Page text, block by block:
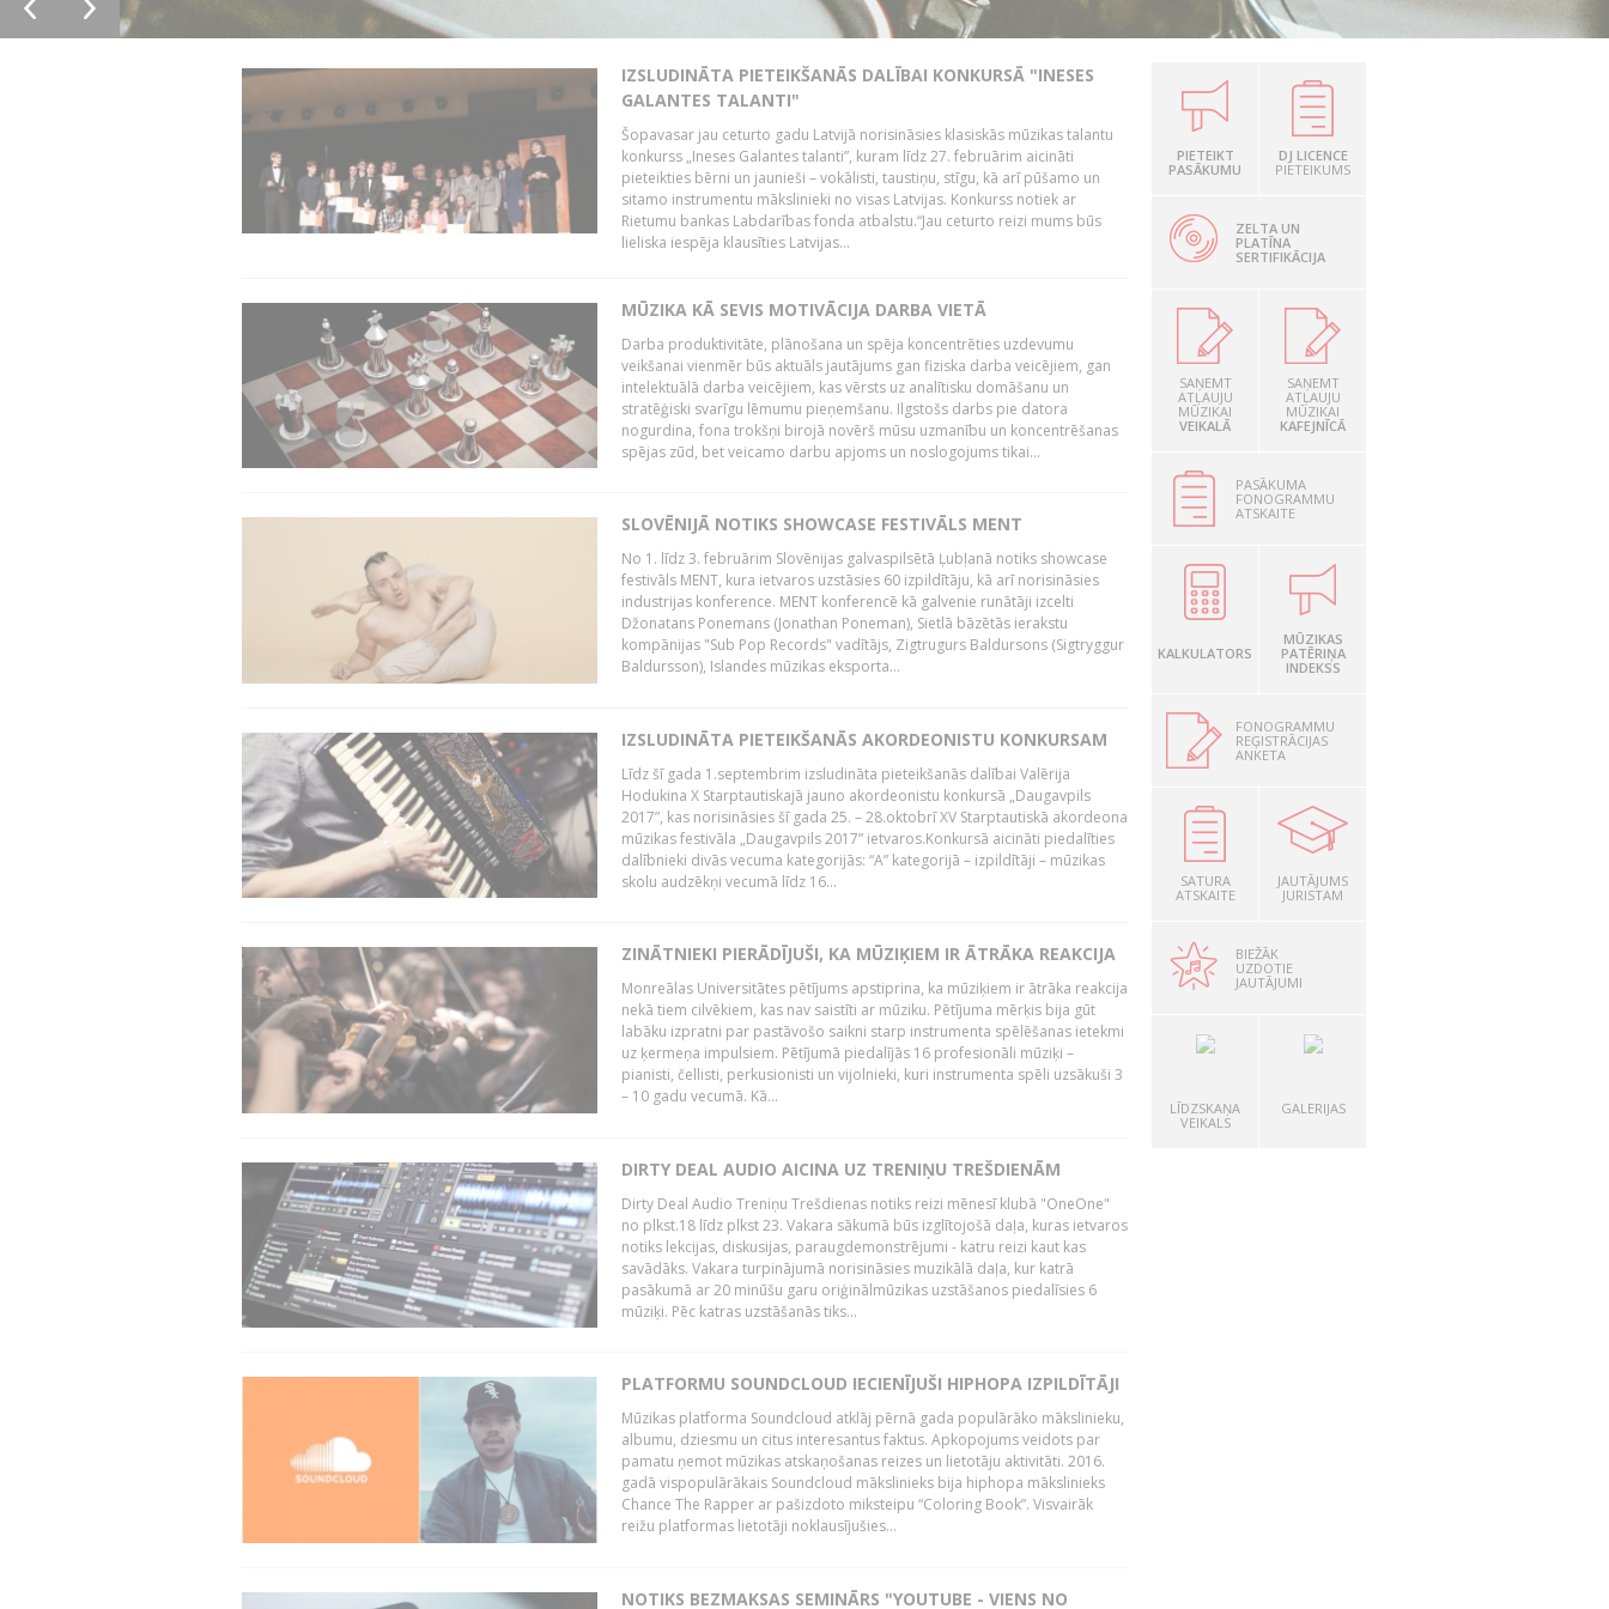
IZSLUDINĀTA PIETEIKŠANĀS DALĪBAI KONKURSĀ "INESES
GALANTES TALANTI"
Šopavasar jau ceturto gadu Latvijā norisināsies klasiskās mūzikas talantu
konkurss „Ineses Galantes talanti”, kuram līdz 27. februārim aicināti
pieteikties bērni un jaunieši – vokālisti, taustiņu, stīgu, kā arī pūšamo un
sitamo instrumentu mākslinieki no visas Latvijas. Konkurss notiek ar
Rietumu bankas Labdarības fonda atbalstu.“Jau ceturto reizi mums būs
lieliska iespēja klausīties Latvijas...
MŪZIKA KĀ SEVIS MOTIVĀCIJA DARBA VIETĀ
Darba produktivitāte, plānošana un spēja koncentrēties uzdevumu
veikšanai vienmēr būs aktuāls jautājums gan fiziska darba veicējiem, gan
intelektuālā darba veicējiem, kas vērsts uz analītisku domāšanu un
stratēģiski svarīgu lēmumu pieņemšanu. Ilgstošs darbs pie datora
nogurdina, fona trokšņi birojā novērš mūsu uzmanību un koncentrēšanas
spējas zūd, bet veicamo darbu apjoms un noslogojums tikai...
SLOVĒNIJĀ NOTIKS SHOWCASE FESTIVĀLS MENT
No 1. līdz 3. februārim Slovēnijas galvaspilsētā Ļubļanā notiks showcase
festivāls MENT, kura ietvaros uzstāsies 60 izpildītāju, kā arī norisināsies
industrijas konference. MENT konferencē kā galvenie runātāji izcelti
Džonatans Ponemans (Jonathan Poneman), Sietlā bāzētās ierakstu
kompānijas "Sub Pop Records" vadītājs, Zigtrugurs Baldursons (Sigtryggur
Baldursson), Islandes mūzikas eksporta...
IZSLUDINĀTA PIETEIKŠANĀS AKORDEONISTU KONKURSAM
Līdz šī gada 1.septembrim izsludināta pieteikšanās dalībai Valērija
Hodukina X Starptautiskajā jauno akordeonistu konkursā „Daugavpils
2017”, kas norisināsies šī gada 25. – 28.oktobrī XV Starptautiskā akordeona
mūzikas festivāla „Daugavpils 2017” ietvaros.Konkursā aicināti piedalīties
dalībnieki divās vecuma kategorijās: “A” kategorijā – izpildītāji – mūzikas
skolu audzēkņi vecumā līdz 16...
ZINĀTNIEKI PIERĀDĪJUŠI, KA MŪZIĶIEM IR ĀTRĀKA REAKCIJA
Monreālas Universitātes pētījums apstiprina, ka mūziķiem ir ātrāka reakcija
nekā tiem cilvēkiem, kas nav saistīti ar mūziku. Pētījuma mērķis bija gūt
labāku izpratni par pastāvošo saikni starp instrumenta spēlēšanas ietekmi
uz ķermeņa impulsiem. Pētījumā piedalījās 16 profesionāli mūziķi –
pianisti, čellisti, perkusionisti un vijolnieki, kuri instrumenta spēli uzsākuši 3
– 10 gadu vecumā. Kā...
DIRTY DEAL AUDIO AICINA UZ TRENIŅU TREŠDIENĀM
Dirty Deal Audio Treniņu Trešdienas notiks reizi mēnesī klubā "OneOne"
no plkst.18 līdz plkst 23. Vakara sākumā būs izglītojošā daļa, kuras ietvaros
notiks lekcijas, diskusijas, paraugdemonstrējumi - katru reizi kaut kas
savādāks. Vakara turpinājumā norisināsies muzikālā daļa, kur katrā
pasākumā ar 20 minūšu garu oriģinālmūzikas uzstāšanos piedalīsies 6
mūziķi. Pēc katras uzstāšanās tiks...
PLATFORMU SOUNDCLOUD IECIENĪJUŠI HIPHOPA IZPILDĪTĀJI
Mūzikas platforma Soundcloud atklāj pērnā gada populārāko mākslinieku,
albumu, dziesmu un citus interesantus faktus. Apkopojums veidots par
pamatu ņemot mūzikas atskaņošanas reizes un lietotāju aktivitāti. 2016.
gadā vispopulārākais Soundcloud mākslinieks bija hiphopa mākslinieks
Chance The Rapper ar pašizdoto miksteipu “Coloring Book”. Visvairāk
reižu platformas lietotāji noklausījušies...
NOTIKS BEZMAKSAS SEMINĀRS "YOUTUBE - VIENS NO
PIETEIKT
PASĀKUMU
DJ LICENCE
PIETEIKUMS
ZELTA UN
PLATĪNA
SERTIFIKĀCIJA
SAŅEMT
ATĻAUJU
MŪZIKAI
VEIKALĀ
SAŅEMT
ATĻAUJU
MŪZIKAI
KAFEJNĪCĀ
PASĀKUMA
FONOGRAMMU
ATSKAITE
KALKULATORS
MŪZIKAS
PATĒRIŅA
INDEKSS
FONOGRAMMU
REĢISTRĀCIJAS
ANKETA
SATURA
ATSKAITE
JAUTĀJUMS
JURISTAM
BIEŽĀK
UZDOTIE
JAUTĀJUMI
LĪDZSKAŅA
VEIKALS
GALERIJAS